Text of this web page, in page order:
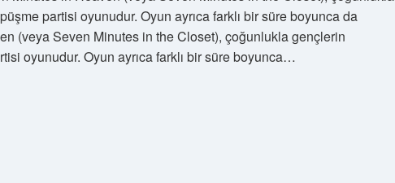
partisi oyunudur. Oyun ayrıca farklı bir süre boyunca da
(veya Seven Minutes in the Closet), çoğunlukla gençlerin
oyunudur. Oyun ayrıca farklı bir süre boyunca…